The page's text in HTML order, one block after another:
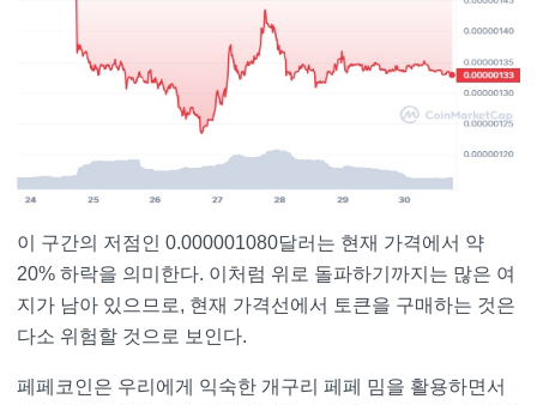
이 구간의 저점인 0.000001080달러는 현재 가격에서 약
20% 하락을 의미한다. 이처럼 위로 돌파하기까지는 많은 여
지가 남아 있으므로, 현재 가격선에서 토큰을 구매하는 것은
다소 위험할 것으로 보인다.
페페코인은 우리에게 익숙한 개구리 페페 밈을 활용하면서